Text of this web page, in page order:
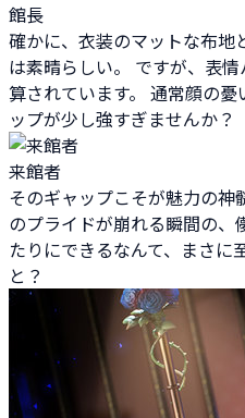
館長
確かに、衣装のマットな布地
は素晴らしい。 ですが、表
算されています。 通常顔の
ップが少し強すぎませんか？
来館者
そのギャップこそが魅力の神
のプライドが崩れる瞬間の、
たりにできるなんて、まさに
と？